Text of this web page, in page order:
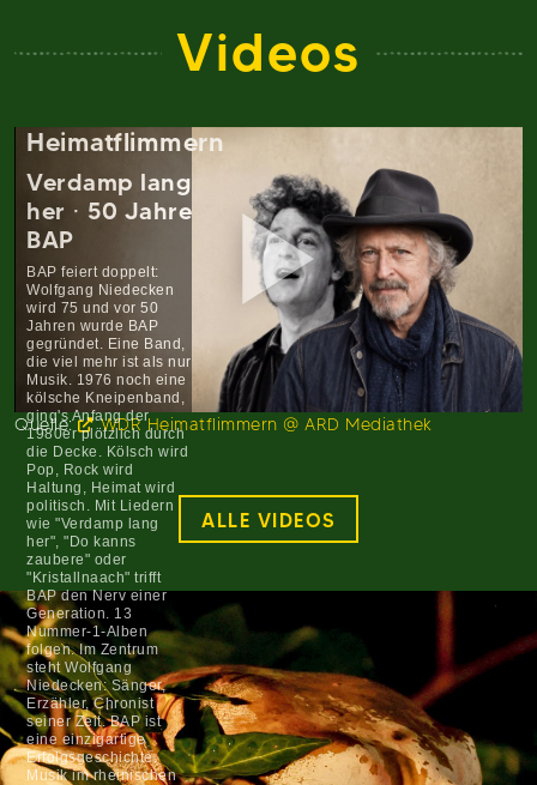
Videos
Heimatflimmern
Verdamp lang
her · 50 Jahre
BAP
BAP feiert doppelt:
Wolfgang Niedecken
wird 75 und vor 50
Jahren wurde BAP
gegründet. Eine Band,
die viel mehr ist als nur
Musik. 1976 noch eine
kölsche Kneipenband,
ging's Anfang der
1980er plötzlich durch
die Decke. Kölsch wird
Pop, Rock wird
Haltung, Heimat wird
politisch. Mit Liedern
wie "Verdamp lang
her", "Do kanns
zaubere" oder
"Kristallnaach" trifft
BAP den Nerv einer
Generation. 13
Nummer-1-Alben
folgen. Im Zentrum
steht Wolfgang
Niedecken: Sänger,
Erzähler, Chronist
seiner Zeit. BAP ist
eine einzigartige
Erfolgsgeschichte.
Musik im rheinischen
Quelle: WDR Heimatflimmern @ ARD Mediathek
ALLE VIDEOS